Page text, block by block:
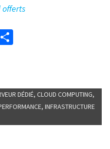
offerts
P
ge
rDÉDIÉ, CLOUD COMPUTING,
INFRASTRUCTURE